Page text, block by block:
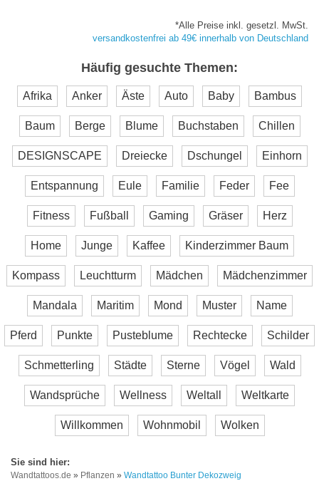
*Alle Preise inkl. gesetzl. MwSt.
versandkostenfrei ab 49€ innerhalb von Deutschland
Häufig gesuchte Themen:
Afrika Anker Äste Auto Baby Bambus
Baum Berge Blume Buchstaben Chillen
DESIGNSCAPE Dreiecke Dschungel Einhorn
Entspannung Eule Familie Feder Fee
Fitness Fußball Gaming Gräser Herz
Home Junge Kaffee Kinderzimmer Baum
Kompass Leuchtturm Mädchen Mädchenzimmer
Mandala Maritim Mond Muster Name
Pferd Punkte Pusteblume Rechtecke Schilder
Schmetterling Städte Sterne Vögel Wald
Wandsprüche Wellness Weltall Weltkarte
Willkommen Wohnmobil Wolken
Wandtattoos.de » Pflanzen » Wandtattoo Bunter Dekozweig